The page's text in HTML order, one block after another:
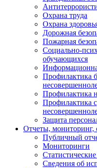
Охрана труда
Охрана
Дорожная
Пожарная
Социально-
обучающихся
Профилактика
Профилактика
Защита
Отчеты, мониторинг,
Публичный
Мониторинги
Сведения об